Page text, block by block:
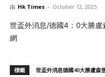
由 Hk Times - October 12, 2025
世盃外消息/德國4：0大勝
網
標籤 世盃外消息德國40大勝盧森